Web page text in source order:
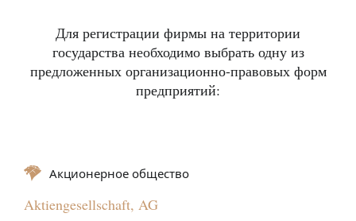
Для регистрации фирмы на территории
государства необходимо выбрать одну из
предложенных организационно-правовых форм
предприятий:
Акционерное общество
Aktiengesellschaft, AG